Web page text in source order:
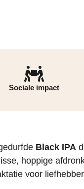
Sociale impact
Black IPA
hoppige
voor